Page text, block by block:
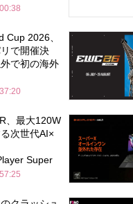
Cup 2026、
で開催決
で初の海外
、最大120W
次世代AI×
Super